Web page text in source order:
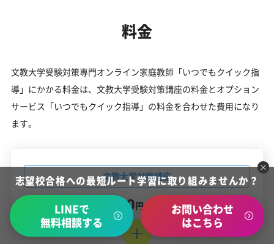
料金
文教大学受験対策専門オンライン家庭教師「いつでもクイック指
導」にかかる料金は、文教大学受験対策講座の料金とオプション
サービス「いつでもクイック指導」の料金を合わせた費用になり
ます。
文教大学対策講座
16,280円（税込）/ 月
志望校合格への最短ルート学習に取り組みませんか？
LINEで
無料相談する
お問い合わせ
はこちら